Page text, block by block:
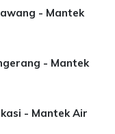
- Mantek
- Mantek
- Mantek Air